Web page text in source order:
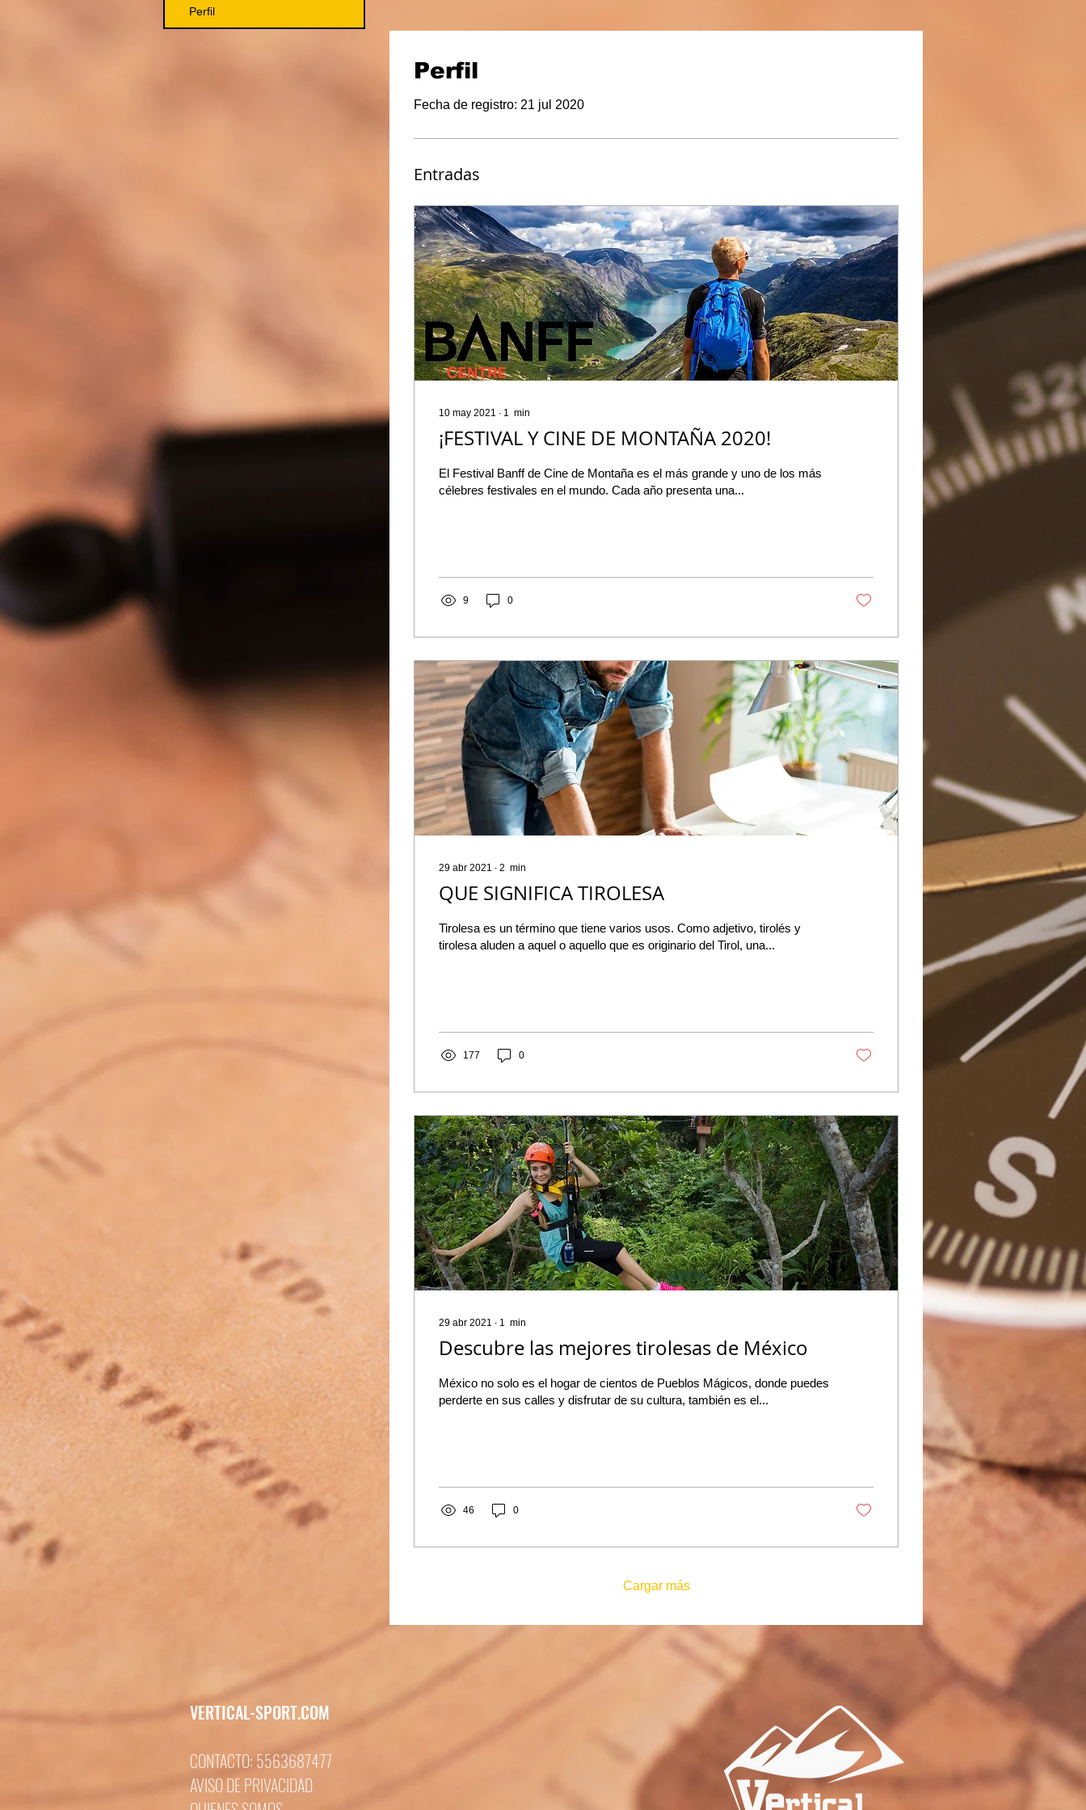
Perfil
Fecha de registro: 21 jul 2020
Entradas
10 may 2021 ∙ 1 min
¡FESTIVAL Y CINE DE MONTAÑA 2020!
El Festival Banff de Cine de Montaña es el más grande y uno de los más
célebres festivales en el mundo. Cada año presenta una...
9 0
29 abr 2021 ∙ 2 min
QUE SIGNIFICA TIROLESA
Tirolesa es un término que tiene varios usos. Como adjetivo, tirolés y
tirolesa aluden a aquel o aquello que es originario del Tirol, una...
177 0
29 abr 2021 ∙ 1 min
Descubre las mejores tirolesas de México
México no solo es el hogar de cientos de Pueblos Mágicos, donde puedes
perderte en sus calles y disfrutar de su cultura, también es el...
46 0
Cargar más
Perfil
VERTICAL-SPORT.COM
CONTACTO: 5563687477
AVISO DE PRIVACIDAD